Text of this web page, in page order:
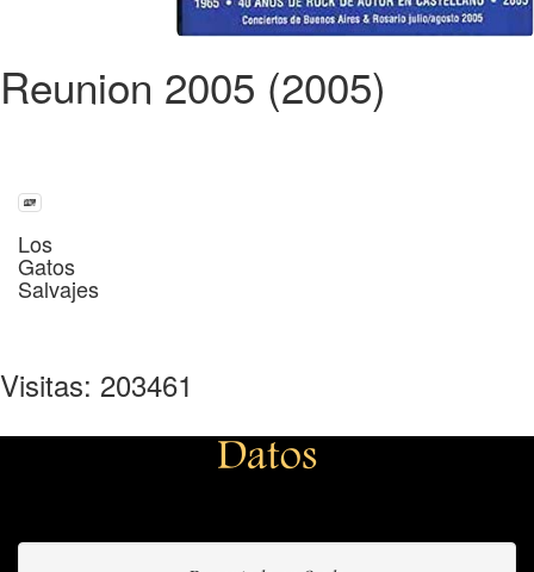
Reunion 2005 (2005)
Los
Gatos
Salvajes
Visitas: 203461
Datos